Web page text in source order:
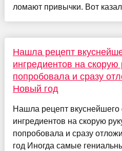
ломают привычки. Вот
Нашла рецепт
ингредиентов на скорую
попробовала и сразу
Новый год
Нашла рецепт вкуснейшего
ингредиентов на скорую
попробовала и сразу
год Иногда самые